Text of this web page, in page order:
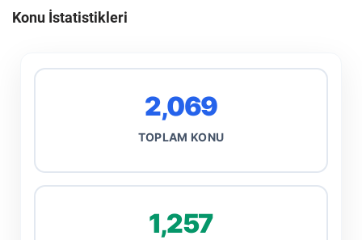
Konu İstatistikleri
2,069
TOPLAM KONU
1,257